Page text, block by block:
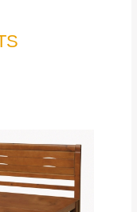
(日)兩天收送貨
）
貨之商品必須
可能會因個人
等因素， 與實
，如因此而需